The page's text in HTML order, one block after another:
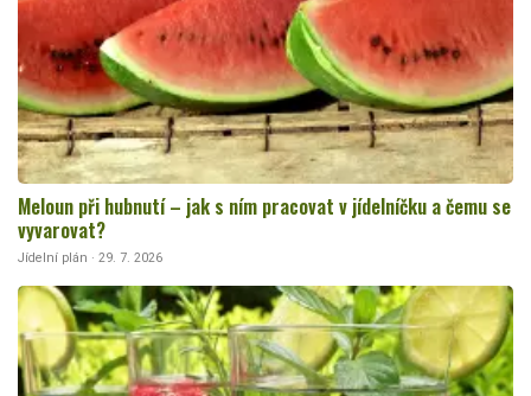
Meloun při hubnutí – jak s ním pracovat v jídelníčku a čemu se
vyvarovat?
Jídelní plán · 29. 7. 2026